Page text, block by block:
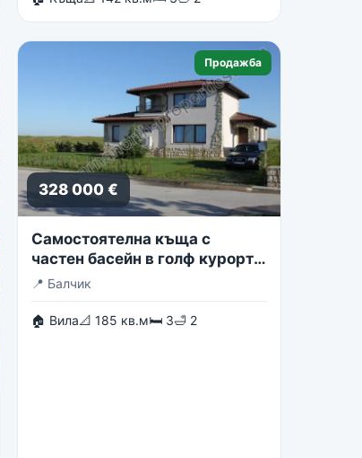
Продажба
328 000 €
Самостоятелна къща с
частен басейн в голф курорта
Блексирама
📍 Балчик
🏠 Вила📐 185 кв.м🛏 3🛁 2